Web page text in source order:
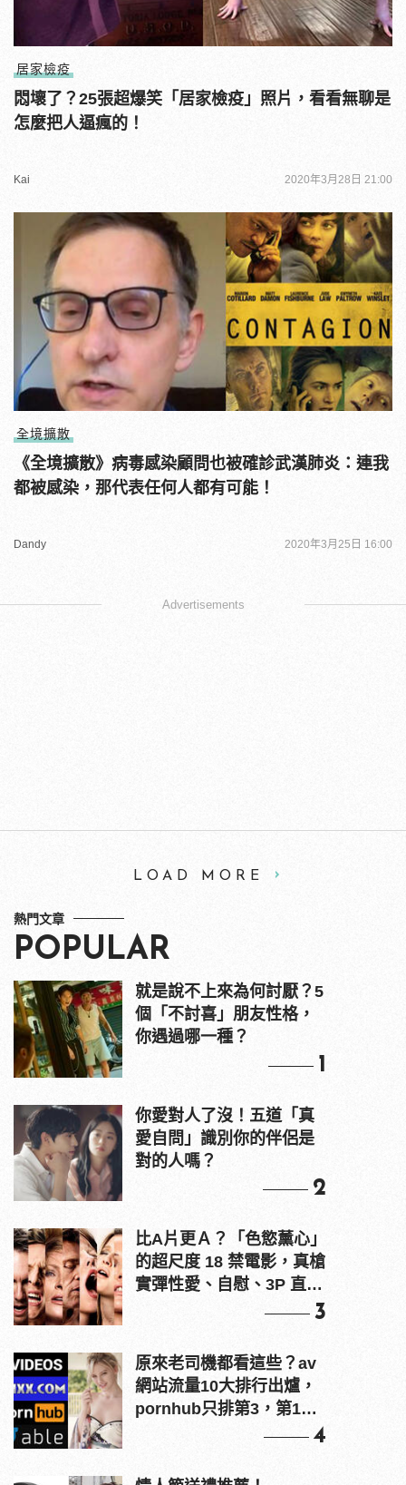
居家檢疫
悶壞了？25張超爆笑「居家檢疫」照片，看看無聊是
怎麼把人逼瘋的！
Kai 2020年3月28日 21:00
全境擴散
《全境擴散》病毒感染顧問也被確診武漢肺炎：連我
都被感染，那代表任何人都有可能！
Dandy 2020年3月25日 16:00
Advertisements
LOAD MORE
熱門文章
POPULAR
就是說不上來為何討厭？5
個「不討喜」朋友性格，
你遇過哪一種？
1
你愛對人了沒！五道「真
愛自問」識別你的伴侶是
對的人嗎？
2
比A片更Ａ？「色慾薰心」
的超尺度 18 禁電影，真槍
實彈性愛、自慰、3P 直接
3
原來老司機都看這些？av
網站流量10大排行出爐，
pornhub只排第3，第1名
4